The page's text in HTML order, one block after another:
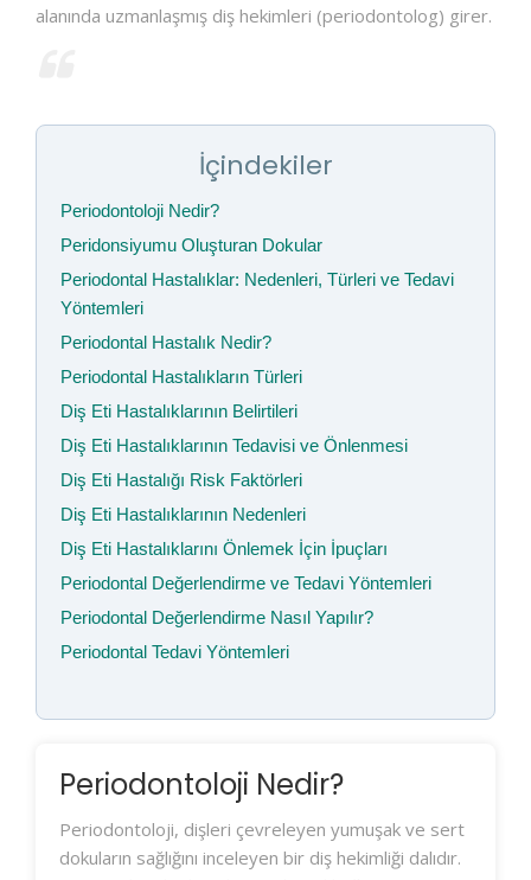
alanında uzmanlaşmış diş hekimleri (periodontolog) girer.
İçindekiler
Periodontoloji Nedir?
Peridonsiyumu Oluşturan Dokular
Periodontal Hastalıklar: Nedenleri, Türleri ve Tedavi
Yöntemleri
Periodontal Hastalık Nedir?
Periodontal Hastalıkların Türleri
Diş Eti Hastalıklarının Belirtileri
Diş Eti Hastalıklarının Tedavisi ve Önlenmesi
Diş Eti Hastalığı Risk Faktörleri
Diş Eti Hastalıklarının Nedenleri
Diş Eti Hastalıklarını Önlemek İçin İpuçları
Periodontal Değerlendirme ve Tedavi Yöntemleri
Periodontal Değerlendirme Nasıl Yapılır?
Periodontal Tedavi Yöntemleri
Periodontoloji Nedir?
Periodontoloji, dişleri çevreleyen yumuşak ve sert
dokuların sağlığını inceleyen bir diş hekimliği dalıdır.